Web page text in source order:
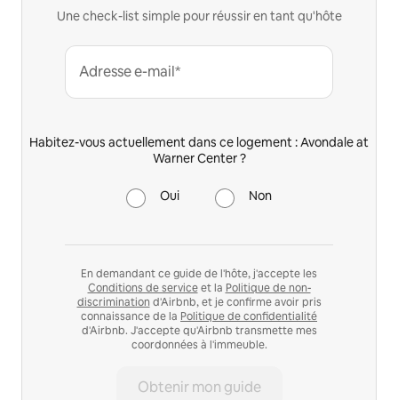
Une check-list simple pour réussir en tant qu'hôte
Adresse e-mail*
Habitez-vous actuellement dans ce logement : Avondale at
Warner Center ?
Oui Non
En demandant ce guide de l'hôte, j'accepte les
Conditions de serviceet la Politique de non-
discrimination d'Airbnb, et je confirme avoir pris
connaissance de la Politique de confidentialité
d'Airbnb. J'accepte qu'Airbnb transmette mes
coordonnées à l'immeuble.
Obtenir mon guide